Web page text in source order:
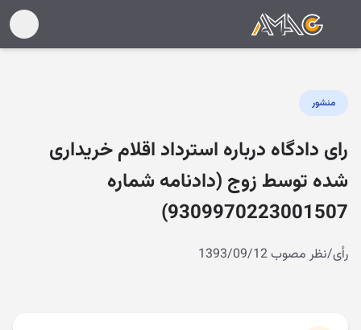
منشور
رای دادگاه درباره استرداد اقلام خریداری
شده توسط زوج (دادنامه شماره
9309970223001507)
رأی/نظر مصوب 1393/09/12